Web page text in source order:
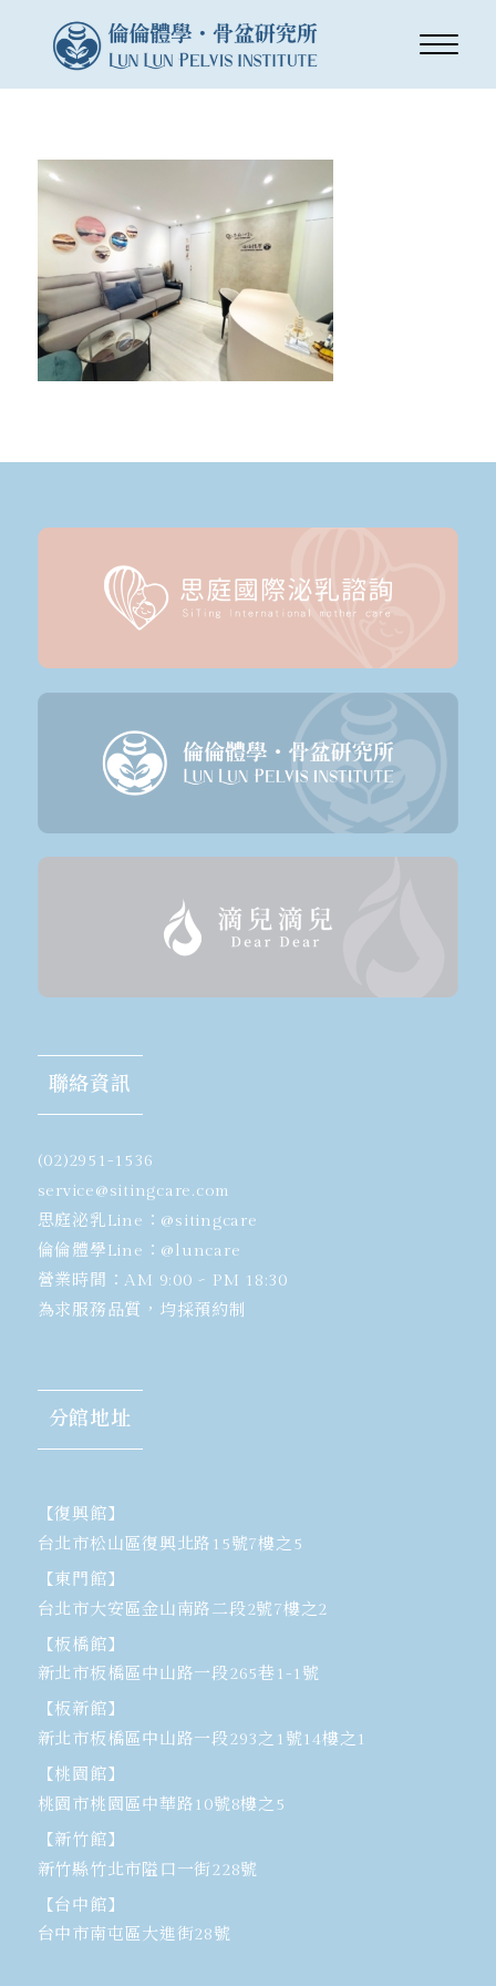
聯絡資訊
(02)2951-1536
​service@sitingcare.com
思庭泌乳Line： @sitingcare
倫倫體學Line： @luncare
營業時間：AM 9:00 ~ PM 18:30
為求服務品質，均採預約制
分館地址
【復興館】
台北市松山區復興北路15號7樓之5
【東門館】
台北市大安區金山南路二段2號7樓之2
【板橋館】
新北市板橋區中山路一段265巷1-1號
【板新館】
新北市板橋區中山路一段293之1號14樓之1
【桃園館】
桃園市桃園區中華路10號8樓之5
【新竹館】
新竹縣竹北市隘口一街228號
【台中館】
台中市南屯區大進街28號